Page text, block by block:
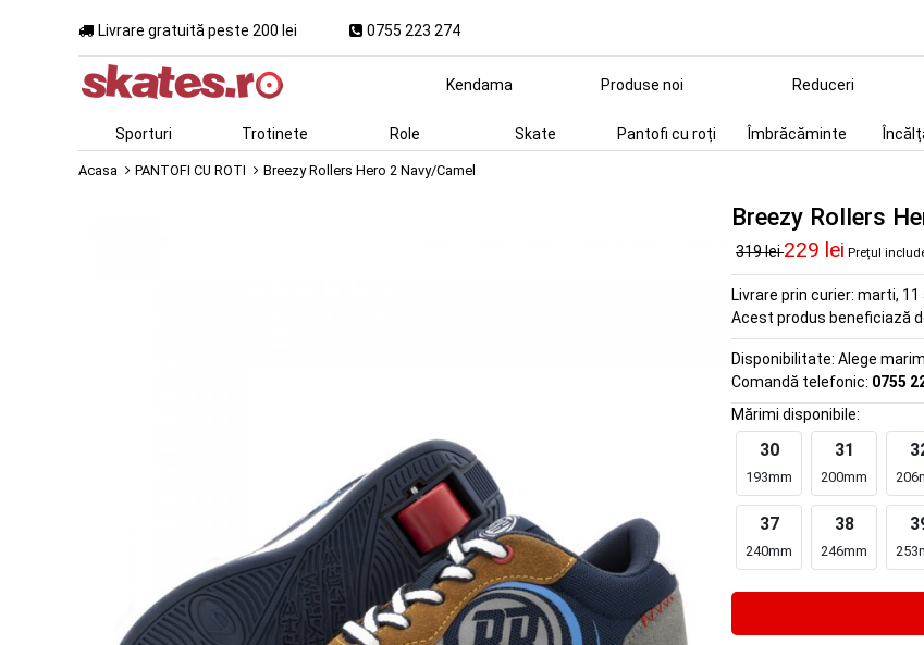
Livrare gratuită peste 200 lei 0755 223 274
Kendama Produse noi Reduceri
Sporturi Trotinete Role Skate Pantofi cu roți Îmbrăcăminte
Acasa PANTOFI CU ROTI Breezy Rollers Hero 2 Navy/Camel
Breezy Rollers
319 lei229 lei Prețul
Livrare prin curier: marti, 11
Acest produs beneficiază
Disponibilitate: Alege
Comandă telefonic: 0755
Mărimi disponibile:
30
193mm
31
200mm
37
240mm
38
246mm